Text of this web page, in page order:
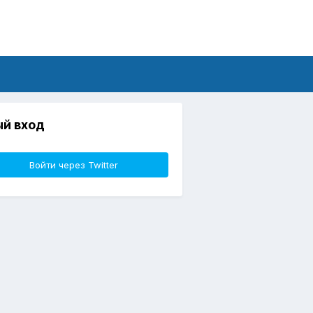
вход
Войти через Twitter